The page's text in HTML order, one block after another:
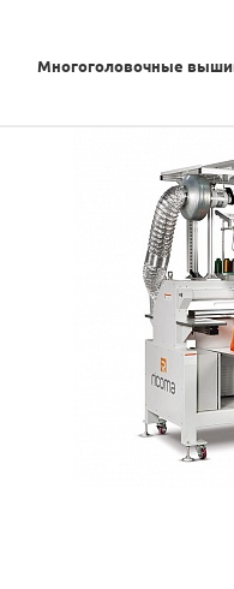
Многоголовочные